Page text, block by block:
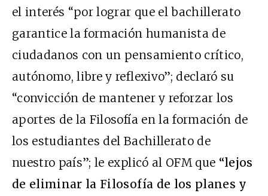
el interés “por lograr que el bachillerato
garantice la formación humanista de
ciudadanos con un pensamiento crítico,
autónomo, libre y reflexivo”; declaró su
“convicción de mantener y reforzar los
aportes de la Filosofía en la formación de
los estudiantes del Bachillerato de
nuestro país”; le explicó al OFM que “lejos
de eliminar la Filosofía de los planes y